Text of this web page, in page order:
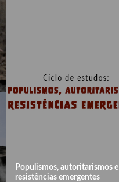
Populismos, autoritarismos e
resistências emergentes